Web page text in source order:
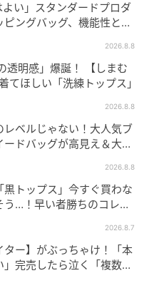
スに、ホワイトのワイ
よい」スタンダードプロダ
ングバッグ、機能性とデ
2026.8.8
透明感」爆誕！ 【しまむ
てほしい「洗練トップス」
2026.8.8
レベルじゃない！大人気ブ
ドバッグが高見え＆大容
2026.8.8
黒トップス」今すぐ買わな
う…！早い者勝ちのコレ買
2026.8.7
ター】がぶっちゃけ！「本
完売したら泣く「複数買